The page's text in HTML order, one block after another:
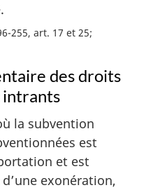
255, art. 17 et 25
des droits
intrants
la subvention
est
et est
exonération,